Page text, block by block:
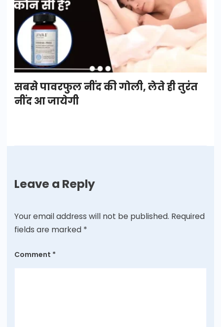
सबसे पावरफुल नींद की गोली, लेते ही तुरंत
नींद आ जायेगी
Leave a Reply
Your email address will not be published. Required
fields are marked *
Comment *